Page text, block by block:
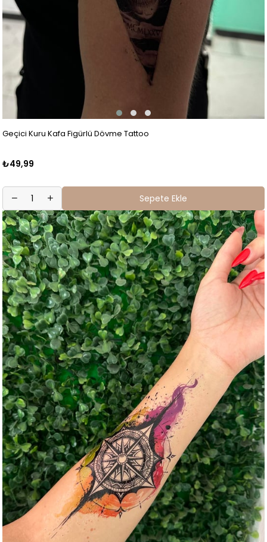
Geçici Kuru Kafa Figürlü Dövme Tattoo
₺49,99
Sepete Ekle